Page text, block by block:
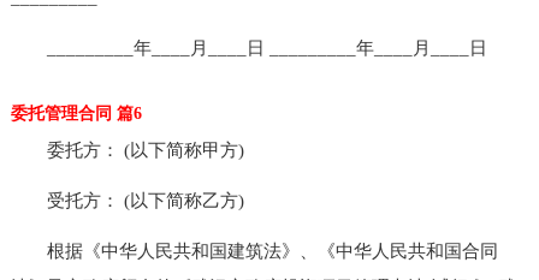
_________年____月____日 _________年____月____日
委托管理合同 篇6
委托方： (以下简称甲方)
受托方： (以下简称乙方)
根据《中华人民共和国建筑法》、《中华人民共和国合同